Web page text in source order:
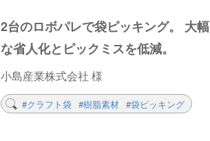
2台のロボパレで袋ピッキング。 大幅
な省人化とピックミスを低減。
小島産業株式会社 様
#クラフト袋 #樹脂素材 #袋ピッキング